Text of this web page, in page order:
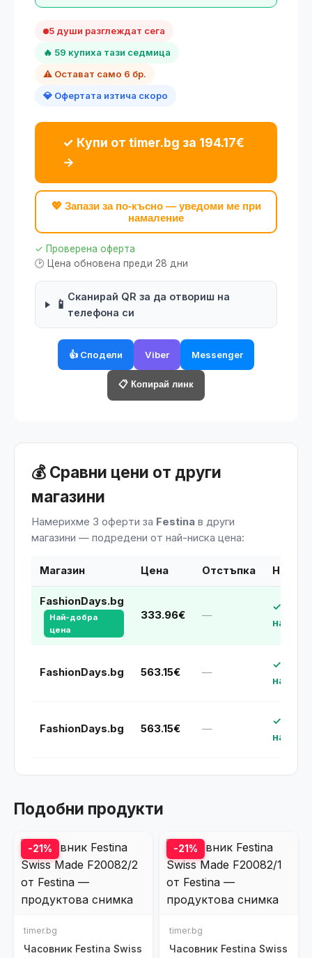
5 души разглеждат сега
🔥 59 купиха тази седмица
⚠️ Остават само 6 бр.
💎 Офертата изтича скоро
✓ Купи от timer.bg за 194.17€
→
💖 Запази за по-късно — уведоми ме при
намаление
✓ Проверена оферта
🕑 Цена обновена преди 28 дни
📱
Сканирай QR за да отвориш на
телефона си
👍 Сподели Viber Messenger
📋 Копирай линк
💰 Сравни цени от други
магазини
Намерихме 3 оферти за Festina в други
магазини — подредени от най-ниска цена:
Магазин Цена Отстъпка
FashionDays.bg
Най-добра
цена
333.96€ —
✓ В
FashionDays.bg 563.15€ —
✓ В
FashionDays.bg 563.15€ —
✓ В
Подобни продукти
-21%
timer.bg
Часовник Festina Swiss
-21%
timer.bg
Часовник Festina Swiss